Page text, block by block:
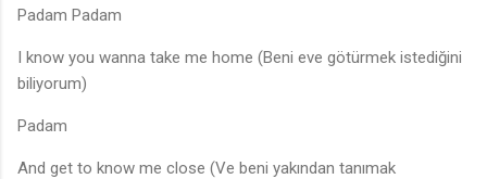
Padam Padam
I know you wanna take me home (Beni eve götürmek istediğini
biliyorum)
Padam
And get to know me close (Ve beni yakından tanımak